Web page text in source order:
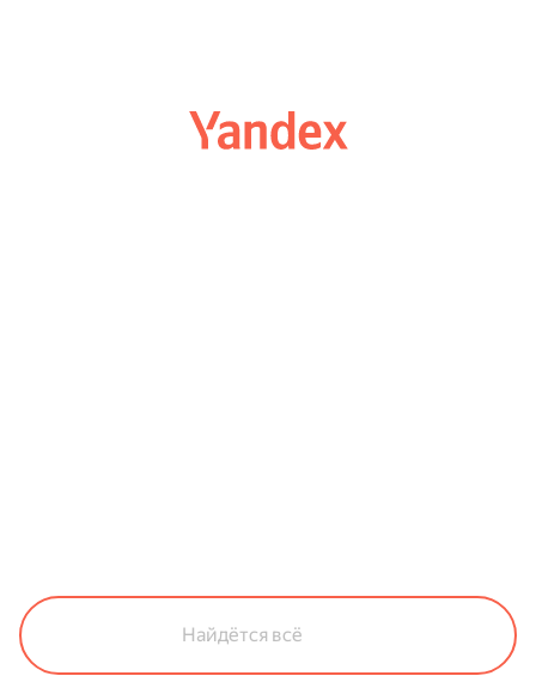
Найдётся всё